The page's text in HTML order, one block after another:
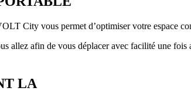
City vous permet d’optimiser votre espace
allez afin de vous déplacer avec facilité une fois
LA